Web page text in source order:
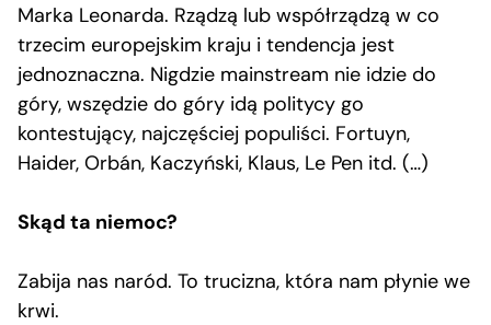
Marka Leonarda. Rządzą lub współrządzą w co
trzecim europejskim kraju i tendencja jest
jednoznaczna. Nigdzie mainstream nie idzie do
góry, wszędzie do góry idą politycy go
kontestujący, najczęściej populiści. Fortuyn,
Haider, Orbán, Kaczyński, Klaus, Le Pen itd. (…)
Skąd ta niemoc?
Zabija nas naród. To trucizna, która nam płynie we
krwi.